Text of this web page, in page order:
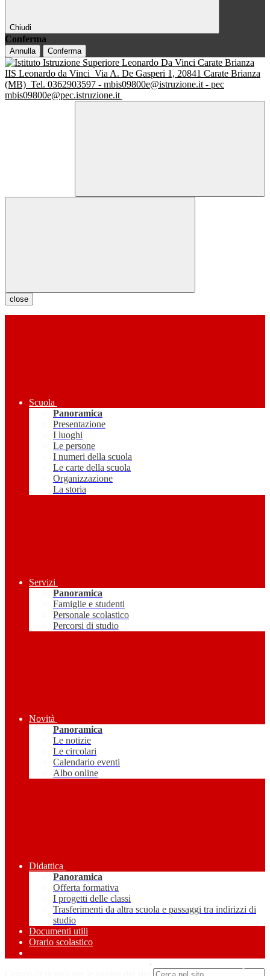
Chiudi
Conferma
Annulla Conferma
IIS Leonardo da Vinci Via A. De Gasperi 1, 20841 Carate Brianza
(MB) Tel. 0362903597 - mbis09800e@istruzione.it - pec
mbis09800e@pec.istruzione.it
close
Scuola
Panoramica
Presentazione
I luoghi
Le persone
I numeri della scuola
Le carte della scuola
Organizzazione
La storia
Servizi
Panoramica
Famiglie e studenti
Personale scolastico
Percorsi di studio
Novità
Panoramica
Le notizie
Le circolari
Calendario eventi
Albo online
Didattica
Panoramica
Offerta formativa
I progetti delle classi
Trasferimenti da altra scuola e passaggi tra indirizzi di
studio
Documenti utili
Orario scolastico